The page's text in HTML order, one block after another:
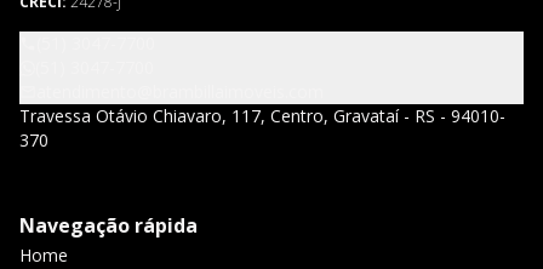
Travessa Otávio Chiavaro, 117, Centro, Gravataí - RS - 94010-
370
Navegação rápida
Home